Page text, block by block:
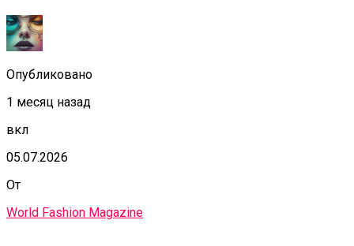
Опубликовано
1 месяц назад
вкл
05.07.2026
От
World Fashion Magazine